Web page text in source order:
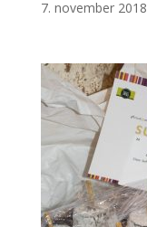
7. november 2018